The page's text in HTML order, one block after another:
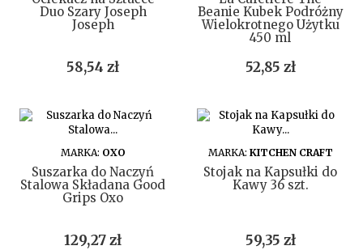
Duo Szary Joseph
Joseph
Cena
58,54 zł
Beanie Kubek Podróżny
Wielokrotnego Użytku
450 ml
Cena
52,85 zł
DO KOSZYKA
MARKA: OXO
Suszarka do Naczyń
Stalowa Składana Good
Grips Oxo
Cena
129,27 zł
DO KOSZYKA
MARKA: KITCHEN CRAFT
Stojak na Kapsułki do
Kawy 36 szt.
Cena
59,35 zł